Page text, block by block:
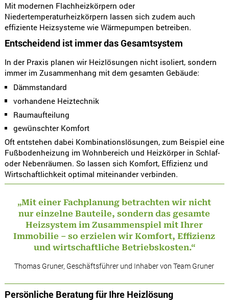
Mit modernen Flachheizkörpern oder
Niedertemperaturheizkörpern lassen sich zudem auch
effiziente Heizsysteme wie Wärmepumpen betreiben.
Entscheidend ist immer das Gesamtsystem
In der Praxis planen wir Heizlösungen nicht isoliert, sondern
immer im Zusammenhang mit dem gesamten Gebäude:
Dämmstandard
vorhandene Heiztechnik
Raumaufteilung
gewünschter Komfort
Oft entstehen dabei Kombinationslösungen, zum Beispiel eine
Fußbodenheizung im Wohnbereich und Heizkörper in Schlaf-
oder Nebenräumen. So lassen sich Komfort, Effizienz und
Wirtschaftlichkeit optimal miteinander verbinden.
„Mit einer Fachplanung betrachten wir nicht
nur einzelne Bauteile, sondern das gesamte
Heizsystem im Zusammenspiel mit Ihrer
Immobilie – so erzielen wir Komfort, Effizienz
und wirtschaftliche Betriebskosten.“
Thomas Gruner, Geschäftsführer und Inhaber von Team Gruner
Persönliche Beratung für Ihre Heizlösung